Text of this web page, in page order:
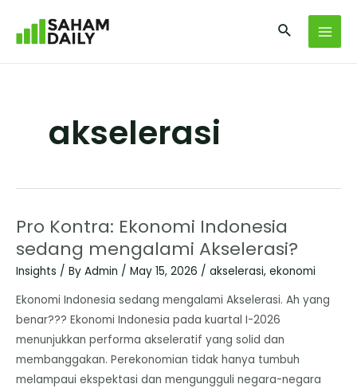
akselerasi
Pro Kontra: Ekonomi Indonesia
sedang mengalami Akselerasi?
Insights / By Admin / May 15, 2026 / akselerasi, ekonomi
Ekonomi Indonesia sedang mengalami Akselerasi. Ah yang
benar??? Ekonomi Indonesia pada kuartal I-2026
menunjukkan performa akseleratif yang solid dan
membanggakan. Perekonomian tidak hanya tumbuh
melampaui ekspektasi dan mengungguli negara-negara